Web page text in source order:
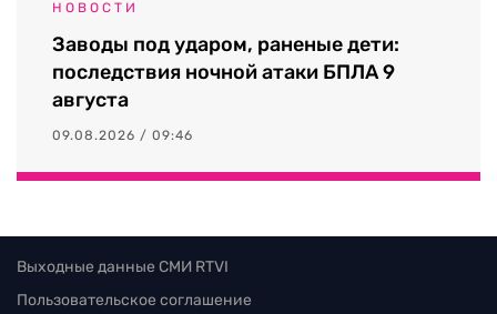
НОВОСТИ
Заводы под ударом, раненые дети:
последствия ночной атаки БПЛА 9
августа
09.08.2026 / 09:46
Выходные данные СМИ RTVI
Пользовательское соглашение